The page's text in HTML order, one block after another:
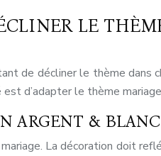
LE
de décliner le thème
d’adapter le thème
ARGENT & BLANC
La décoration doit